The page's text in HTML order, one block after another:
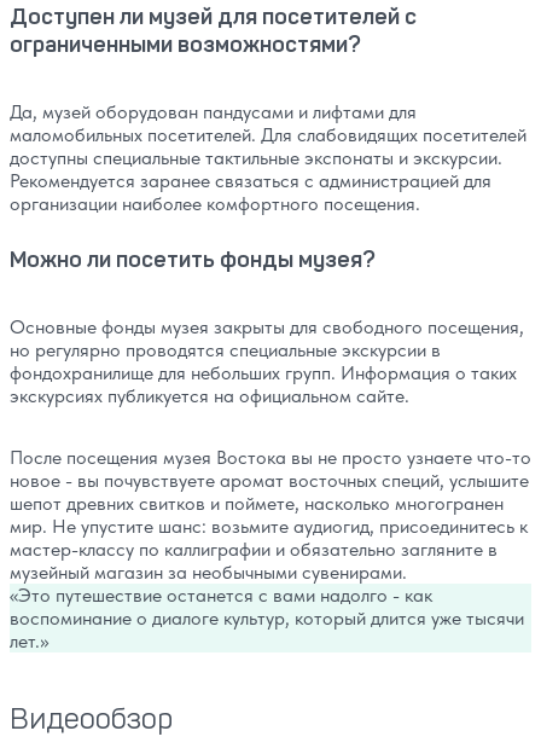
Доступен ли музей для посетителей с
ограниченными возможностями?
Да, музей оборудован пандусами и лифтами для
маломобильных посетителей. Для слабовидящих посетителей
доступны специальные тактильные экспонаты и экскурсии.
Рекомендуется заранее связаться с администрацией для
организации наиболее комфортного посещения.
Можно ли посетить фонды музея?
Основные фонды музея закрыты для свободного посещения,
но регулярно проводятся специальные экскурсии в
фондохранилище для небольших групп. Информация о таких
экскурсиях публикуется на официальном сайте.
После посещения музея Востока вы не просто узнаете что-то
новое - вы почувствуете аромат восточных специй, услышите
шепот древних свитков и поймете, насколько многогранен
мир. Не упустите шанс: возьмите аудиогид, присоединитесь к
мастер-классу по каллиграфии и обязательно загляните в
музейный магазин за необычными сувенирами.
Это путешествие останется с вами надолго - как
воспоминание о диалоге культур, который длится уже тысячи
лет.
Видеообзор